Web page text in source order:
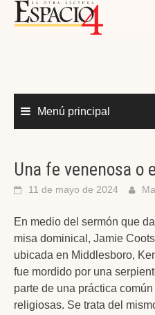
Menú principal
Una fe venenosa o
11 de mayo de 2024
En medio del sermón que
misa dominical, Jamie
ubicada en Middlesboro,
fue mordido por una
parte de una práctica
religiosas. Se trata del